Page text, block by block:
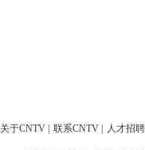
关于CNTV 联系CNTV 人才招聘